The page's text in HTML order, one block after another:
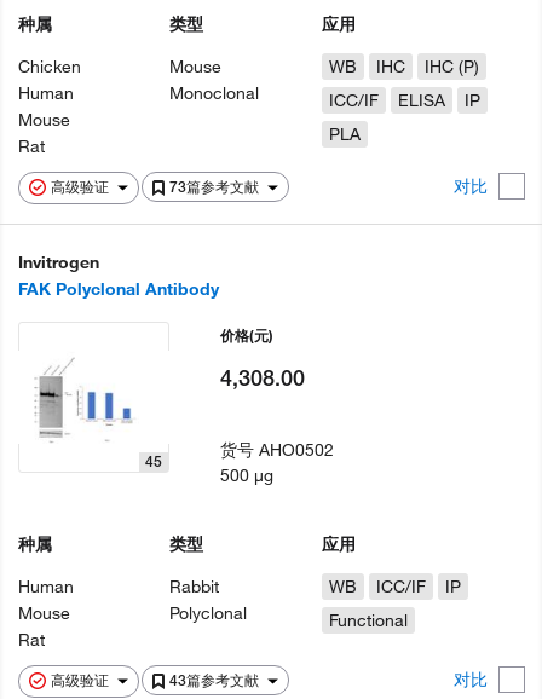
高级验证 73篇参考文献 对比
种属
Chicken
Human
Mouse
Rat
类型
Mouse
Monoclonal
应用
WB
IHC
IHC (P)
ICC/IF
ELISA
IP
PLA
Invitrogen
FAK Polyclonal Antibody
高级验证 43篇参考文献 对比
45
种属
Human
Mouse
Rat
类型
Rabbit
Polyclonal
应用
WB
ICC/IF
IP
Functional
价格(元)
4,308.00
货号AHO0502
500 µg